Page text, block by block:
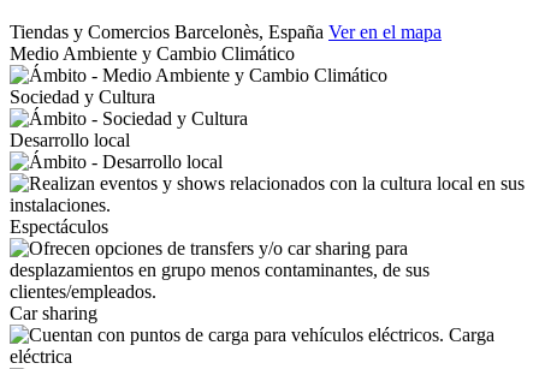
Tiendas y Comercios Barcelonès, España Ver en el mapa
Medio Ambiente y Cambio Climático
Sociedad y Cultura
Desarrollo local
Espectáculos
Car sharing
Carga
eléctrica